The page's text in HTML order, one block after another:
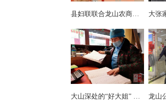
县妇联联合龙山农商银行开展爱心助学活动
大山深处的“好大姐” ——记第八届湘西州道德模范向玉娥